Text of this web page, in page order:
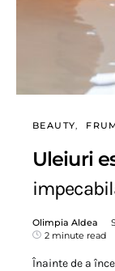
BEAUTY
Uleiuri
Olimpia Aldea
2 minute read
Înainte de a